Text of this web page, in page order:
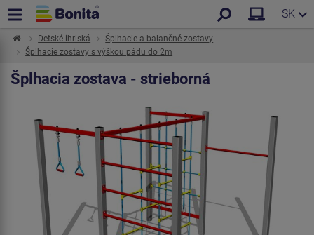
SK
Detské ihriská
Šplhacie a balančné zostavy
Šplhacie zostavy s výškou pádu do 2m
Šplhacia zostava - strieborná